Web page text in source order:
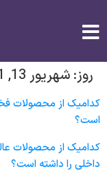
روز: شهریور 13, 1401
کدامیک از محصولات
است؟
کدامیک از محصولات
داخلی را داشته است؟